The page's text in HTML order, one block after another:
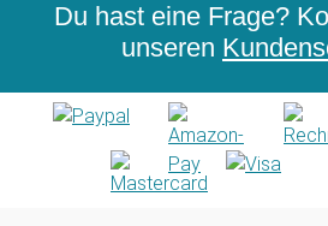
Du hast eine Frage?
unseren